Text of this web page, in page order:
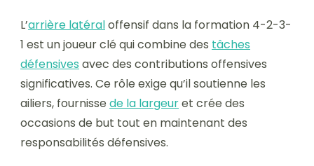
L’arrière latéraloffensif dans la formation 4-2-3-
1 est un joueur clé qui combine des tâches
défensives avec des contributions offensives
significatives. Ce rôle exige qu’il soutienne les
ailiers, fournisse de la largeuret crée des
occasions de but tout en maintenant des
responsabilités défensives.